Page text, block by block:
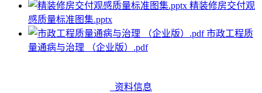
精装修房交付观
感质量标准图集.pptx
市政工程质
量通病与治理 （企业版）.pdf
资料信息